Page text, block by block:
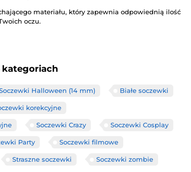
materiału, który zapewnia odpowiednią ilość
oczu.
kategoriach
Halloween (14 mm) Białe soczewki
korekcyjne
Soczewki Crazy Soczewki Cosplay
Party Soczewki filmowe
Straszne soczewki Soczewki zombie